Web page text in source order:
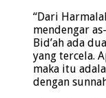
“Dari
mendengar
Bid’ah ada
yang tercela.
maka itu
dengan